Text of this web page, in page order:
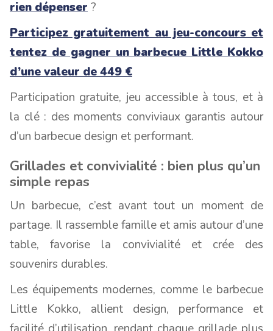
rien dépenser ?
Participez gratuitement au jeu-concours et
tentez de gagner un barbecue Little Kokko
d’une valeur de 449 €
Participation gratuite, jeu accessible à tous, et à
la clé : des moments conviviaux garantis autour
d’un barbecue design et performant.
Grillades et convivialité : bien plus qu’un
simple repas
Un barbecue, c’est avant tout un moment de
partage. Il rassemble famille et amis autour d’une
table, favorise la convivialité et crée des
souvenirs durables.
Les équipements modernes, comme le barbecue
Little Kokko, allient design, performance et